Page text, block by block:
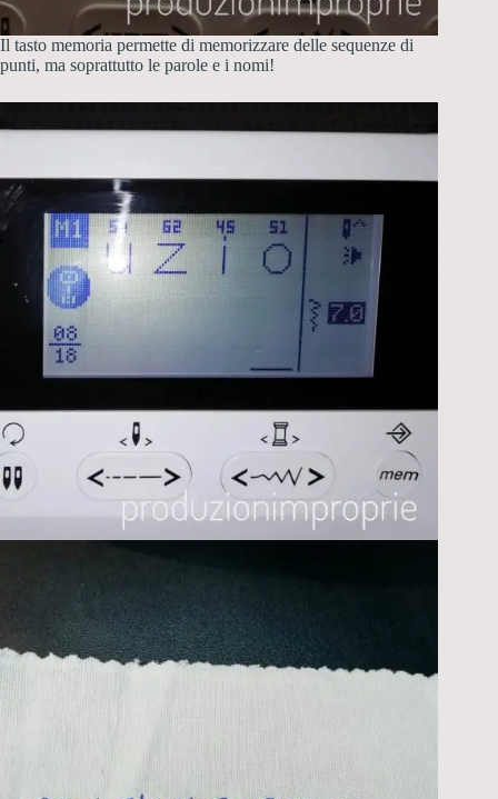
Il tasto memoria permette di memorizzare delle sequenze di
punti, ma soprattutto le parole e i nomi!